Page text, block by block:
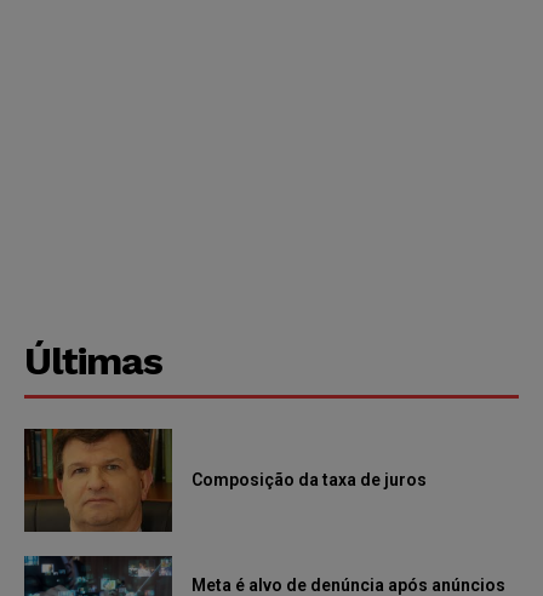
Últimas
Composição da taxa de juros
Meta é alvo de denúncia após anúncios